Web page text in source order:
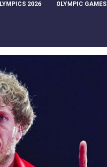
2026 OLYMPIC GAMES